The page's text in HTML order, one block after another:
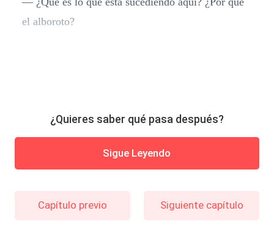
el alboroto?
¿Quieres saber qué pasa después?
Sigue Leyendo
Capítulo previo Siguiente capítulo